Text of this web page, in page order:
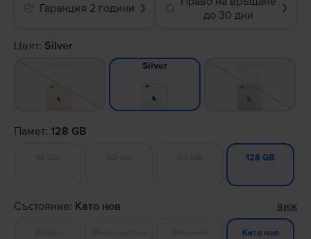
Гаранция 2 години ❯
до 30 дни
❯
Цвят: Silver
Silver
Памет: 128 GB
128 GB
Състояние: Като нов виж
Като нов